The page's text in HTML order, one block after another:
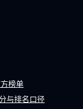
榜单
与排名口径